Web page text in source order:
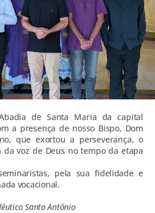
de Santa Maria da capital
a presença de nosso Bispo, Dom
que exortou a perseverança, o
voz de Deus no tempo da etapa
pela sua fidelidade e
vocacional.
Santo Antônio